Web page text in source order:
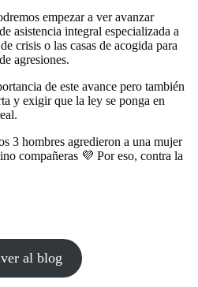
empezar a ver avanzar
asistencia integral especializada a
crisis o las casas de acogida para
agresiones.
de este avance pero también
y exigir que la ley se ponga en
3 hombres agredieron a una mujer
compañeras 💜 Por eso, contra la
al blog